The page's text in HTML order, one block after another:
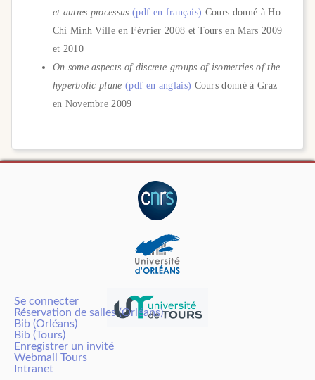
et autres processus (pdf en français) Cours donné à Ho
Chi Minh Ville en Février 2008 et Tours en Mars 2009
et 2010
On some aspects of discrete groups of isometries of the
hyperbolic plane (pdf en anglais) Cours donné à Graz
en Novembre 2009
Se connecter
Réservation de salles (Orléans)
Bib (Orléans)
Bib (Tours)
Enregistrer un invité
Webmail Tours
Intranet